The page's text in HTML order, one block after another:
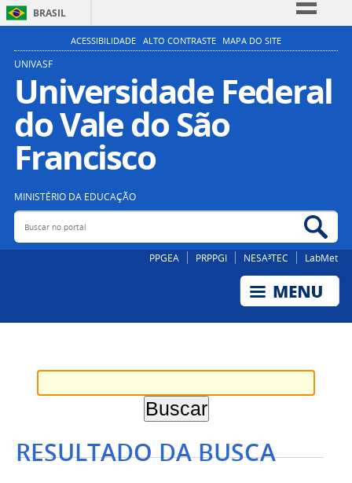
BRASIL
Simplifique!
Participe
Acesso à informação
Legislação
ACESSIBILIDADE ALTO CONTRASTE MAPA DO SITE
UNIVASF
Universidade Federal
do Vale do São
Francisco
MINISTÉRIO DA EDUCAÇÃO
Buscar no portal
PPGEA PRPPGI NESA³TEC LabMet
RESULTADO DA BUSCA